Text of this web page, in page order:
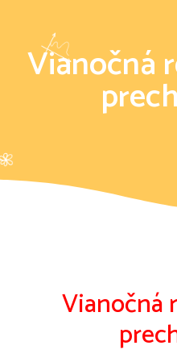
Vianočná
Vianočná